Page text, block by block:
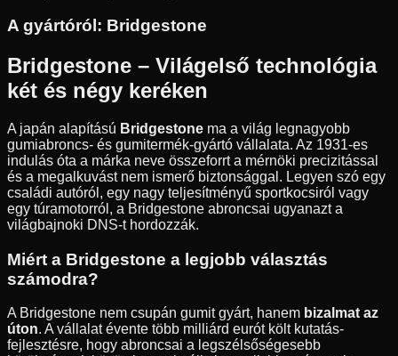
A gyártóról: Bridgestone
Bridgestone – Világelső technológia
két és négy keréken
A japán alapítású Bridgestone ma a világ legnagyobb
gumiabroncs- és gumitermék-gyártó vállalata. Az 1931-es
indulás óta a márka neve összeforrt a mérnöki precizitással
és a megalkuvást nem ismerő biztonsággal. Legyen szó egy
családi autóról, egy nagy teljesítményű sportkocsiról vagy
egy túramotorról, a Bridgestone abroncsai ugyanazt a
világbajnoki DNS-t hordozzák.
Miért a Bridgestone a legjobb választás
számodra?
A Bridgestone nem csupán gumit gyárt, hanem bizalmat az
úton. A vállalat évente több milliárd eurót költ kutatás-
fejlesztésre, hogy abroncsai a legszélsőségesebb